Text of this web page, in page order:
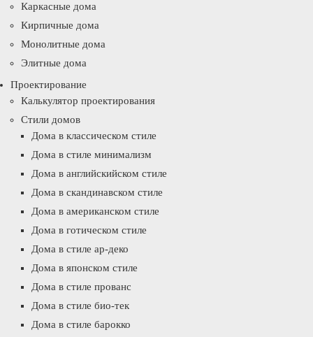
Каркасные дома
Кирпичные дома
Монолитные дома
Элитные дома
Проектирование
Калькулятор проектирования
Стили домов
Дома в классическом стиле
Дома в стиле минимализм
Дома в английскийском стиле
Дома в скандинавском стиле
Дома в американском стиле
Дома в готическом стиле
Дома в стиле ар-деко
Дома в японском стиле
Дома в стиле прованс
Дома в стиле био-тек
Дома в стиле барокко